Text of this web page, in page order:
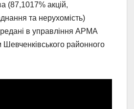
(87,1017% акцій,
та нерухомість)
в управління АРМА
Шевченківського районного